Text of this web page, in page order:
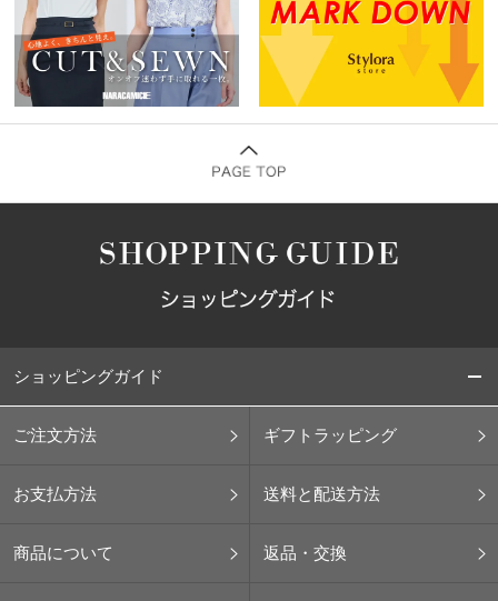
ショッピングガイド
ご注文方法 ギフトラッピング
お支払方法 送料と配送方法
商品について 返品・交換